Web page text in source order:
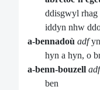
ddisgwyl
iddyn nhw
a-bennadoù adf
hyn a hyn, o
a-benn-bouzell adf
ben